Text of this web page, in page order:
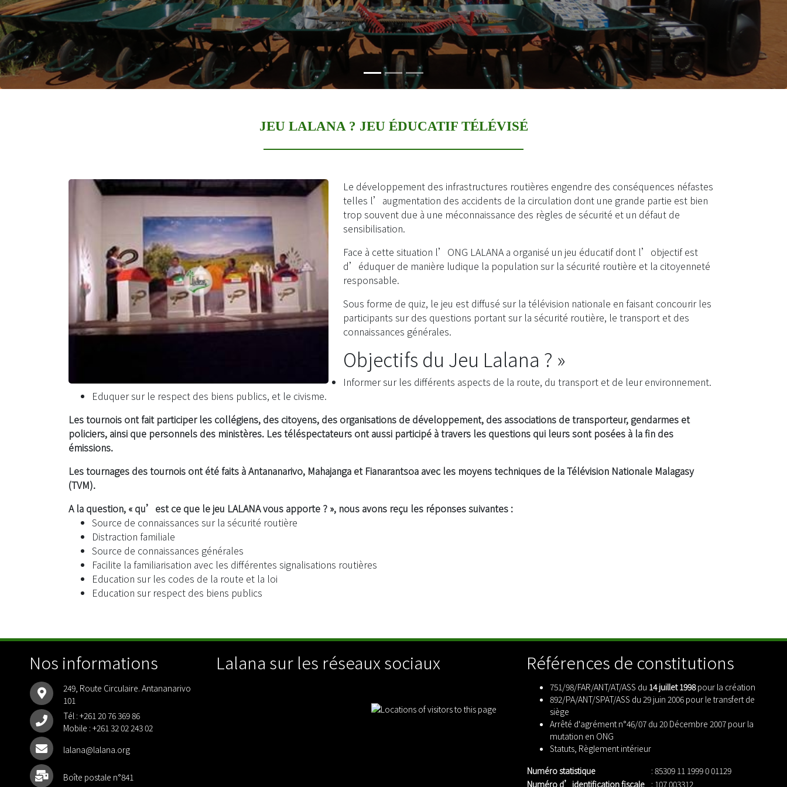
et des
JEU LALANA ? JEU ÉDUCATIF TÉLÉVISÉ
Le développement des infrastructures routières engendre des conséquences néfastes
telles l’augmentation des accidents de la circulation dont une grande partie est bien
trop souvent due à une méconnaissance des règles de sécurité et un défaut de
sensibilisation.
Face à cette situation l’ONG LALANA a organisé un jeu éducatif dont l’objectif est
d’éduquer de manière ludique la population sur la sécurité routière et la citoyenneté
responsable.
Sous forme de quiz, le jeu est diffusé sur la télévision nationale en faisant concourir les
participants sur des questions portant sur la sécurité routière, le transport et des
connaissances générales.
Objectifs du Jeu Lalana ? »
Informer sur les différents aspects de la route, du transport et de leur environnement.
Eduquer sur le respect des biens publics, et le civisme.
Les tournois ont fait participer les collégiens, des citoyens, des organisations de développement, des associations de transporteur, gendarmes et
policiers, ainsi que personnels des ministères. Les téléspectateurs ont aussi participé à travers les questions qui leurs sont posées à la fin des
émissions.
Les tournages des tournois ont été faits à Antananarivo, Mahajanga et Fianarantsoa avec les moyens techniques de la Télévision Nationale Malagasy
(TVM).
A la question, « qu’est ce que le jeu LALANA vous apporte ? », nous avons reçu les réponses suivantes :
Source de connaissances sur la sécurité routière
Distraction familiale
Source de connaissances générales
Facilite la familiarisation avec les différentes signalisations routières
Education sur les codes de la route et la loi
Education sur respect des biens publics
Nos informations
249, Route Circulaire. Antananarivo
101
Tél : +261 20 76 369 86
Mobile : +261 32 02 243 02
lalana@lalana.org
Boîte postale n°841
Lalana sur les réseaux sociaux Références de constitutions
751/98/FAR/ANT/AT/ASS du 14 juillet 1998pour la création
892/PA/ANT/SPAT/ASS du 29 juin 2006 pour le transfert de
siège
Arrêté d'agrément n°46/07 du 20 Décembre 2007 pour la
mutation en ONG
Statuts, Règlement intérieur
Numéro statistique
: 85309 11 1999 0 01129
Numéro d’identification fiscale : 107 003312